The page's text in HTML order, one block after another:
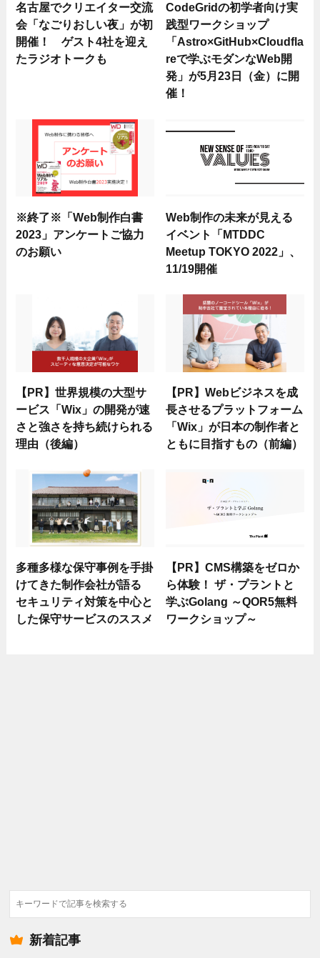
名古屋でクリエイター交流
会「なごりおしい夜」が初
開催！ ゲスト4社を迎え
たラジオトークも
CodeGridの初学者向け実
践型ワークショップ
「Astro×GitHub×Cloudfla
reで学ぶモダンなWeb開
発」が5月23日（金）に開
催！
※終了※「Web制作白書
2023」アンケートご協力
のお願い
Web制作の未来が見える
イベント「MTDDC
Meetup TOKYO 2022」、
11/19開催
【PR】世界規模の大型サ
ービス「Wix」の開発が速
さと強さを持ち続けられる
理由（後編）
【PR】Webビジネスを成
長させるプラットフォーム
「Wix」が日本の制作者と
ともに目指すもの（前編）
多種多様な保守事例を手掛
けてきた制作会社が語る
セキュリティ対策を中心と
した保守サービスのススメ
【PR】CMS構築をゼロか
ら体験！ ザ・プラントと
学ぶGolang ～QOR5無料
ワークショップ～
検
索
新着記事